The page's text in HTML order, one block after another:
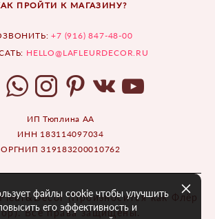
ПРОЙТИ К МАГАЗИНУ?
+7 (916) 847-48-00
HELLO@LAFLEURDECOR.RU
ИП Тюплина АА
ИНН 183114097034
ОРГНИП 319183200010762
(Произносится как Флёр
Все права защищены.
файлы cookie чтобы улучшить
его эффективность и